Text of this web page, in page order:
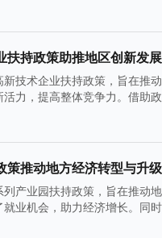
扶持政策助推地区创新发展
技术企业扶持政策，旨在推
力，提高整体竞争力。借助
策推动地方经济转型与升级
产业园扶持政策，旨在推动
业机会，助力经济增长。同